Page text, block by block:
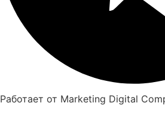
Работает от Marketing Digital